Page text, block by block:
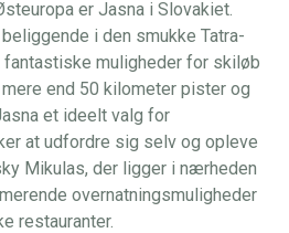
er Jasna i Slovakiet.
i den smukke Tatra-
muligheder for skiløb
end 50 kilometer pister og
et ideelt valg for
at udfordre sig selv og opleve
Mikulas, der ligger i nærheden
overnatningsmuligheder
restauranter.